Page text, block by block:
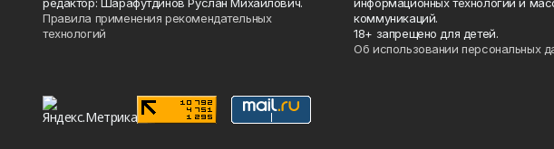
Правила применения рекомендательных
технологий
коммуникаций.
18+ запрещено для детей.
Об использовании персональных